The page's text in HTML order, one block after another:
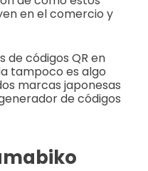
en el comercio y
de códigos QR en
tampoco es algo
marcas japonesas
de códigos